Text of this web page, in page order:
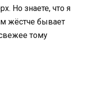
Но знаете, что я
жёстче бывает
тому